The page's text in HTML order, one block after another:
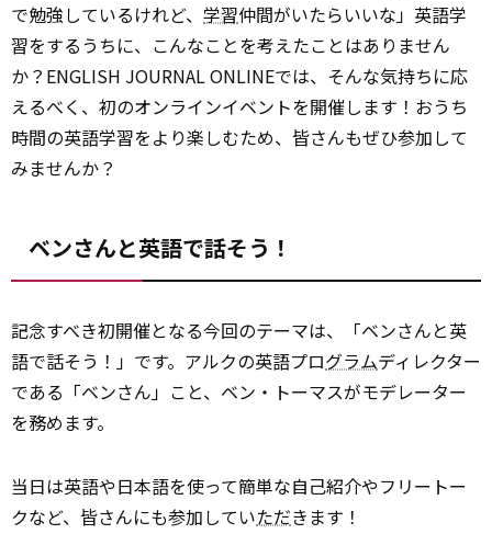
で勉強しているけれど、 学習仲間がいたらいいな」英語学
習をするうちに、こんなことを考えたことはありません
か？ENGLISH JOURNAL ONLINEでは、そんな気持ちに応
えるべく、初のオンラインイベントを開催します！おうち
時間の英語学習をより楽しむため、皆さんもぜひ参加して
みませんか？
ベンさんと英語で話そう！
記念すべき初開催となる今回のテーマは、「ベンさんと英
語で話そう！」です。アルクの英語プログラムディレクター
である「ベンさん」こと、ベン・トーマスがモデレーター
を務めます。
当日は英語や日本語を使って簡単な自己紹介やフリートー
クなど、皆さんにも参加していただきます！